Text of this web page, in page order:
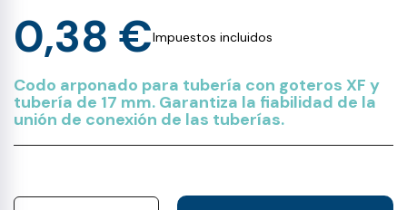
0,38 €Impuestos incluidos
Codo arponado para tubería con goteros XF y
tubería de 17 mm. Garantiza la fiabilidad de la
unión de conexión de las tuberías.